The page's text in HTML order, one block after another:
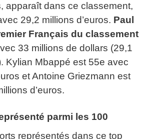
apparaît dans ce classement,
29,2 millions d’euros. Paul
Français du classement
33 millions de dollars (29,1
Kylian Mbappé est 55e avec
et Antoine Griezmann est
d’euros.
parmi les 100
représentés dans ce top